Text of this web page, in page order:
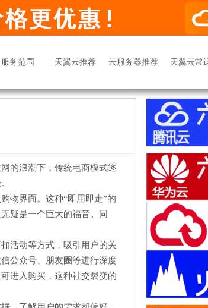
服务范围 天翼云推荐 云服务器推荐 天翼云常
的浪潮下，传统电商模式逐
物界面。这种“即用即走”的
疑是一个巨大的福音。同
活动等方式，吸引用户的关
公众号、朋友圈等进行深度
进入购买，这种社交裂变的